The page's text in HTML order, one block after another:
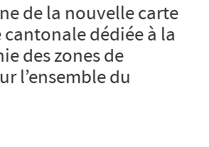
de la nouvelle carte
dédiée à la
des zones de
l’ensemble du